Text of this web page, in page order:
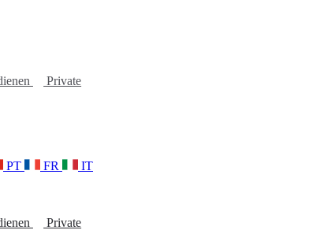
Private
PT FR
IT
Private